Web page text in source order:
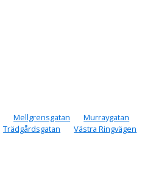
Mellgrensgatan Murraygatan
Trädgårdsgatan Västra Ringvägen